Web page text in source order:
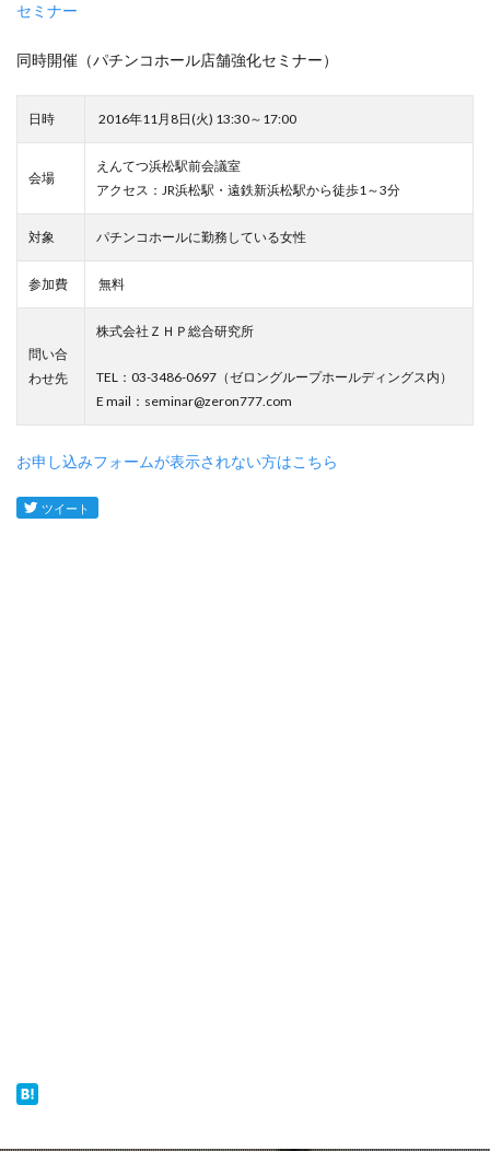
セミナー
同時開催（パチンコホール店舗強化セミナー）
日時 2016年11月8日(火) 13:30～17:00
会場
えんてつ浜松駅前会議室
アクセス：JR浜松駅・遠鉄新浜松駅から徒歩1～3分
対象 パチンコホールに勤務している女性
参加費 無料
問い合
わせ先
株式会社ＺＨＰ総合研究所
TEL：03-3486-0697（ゼロングループホールディングス内）
E mail：seminar@zeron777.com
お申し込みフォームが表示されない方はこちら